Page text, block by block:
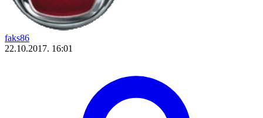
faks86
22.10.2017. 16:01